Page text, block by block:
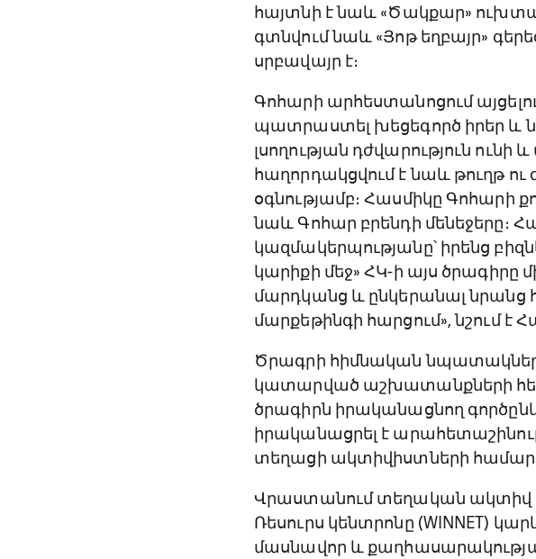
հայտնի է նաև «Ծակքար»
գտնվում նաև «Յոթ եղբայր»
սրբավայր է։
Գոհարի արհեստանոցում
պատրաստել խեցեգործ իրեր և
լսողության դժվարություն ունի
հաղորդակցվում է նաև թուղթ
օգնությամբ։ Հասմիկը Գոհարի
նաև Գոհար բրենդի մենեջերը։
կազմակերպությանը՝ իրենց
կարիքի մեջ» ՀԿ-ի այս ծրագիրը
մարդկանց և ընկերանալ նրանց
մարքեթինգի հարցում», նշում է
Ծրագրի հիմնական
կատարված աշխատանքների
ծրագիրն իրականացնող
իրականացրել է
տեղացի ակտիվիստների
Վրաստանում տեղական ակտիվ
Ռեսուրս կենտրոնը (WINNET)
մասնավոր և